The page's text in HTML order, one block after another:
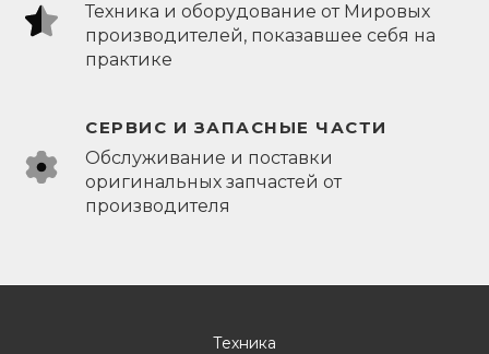
Техника и оборудование от Мировых
производителей, показавшее себя на
практике
СЕРВИС И ЗАПАСНЫЕ ЧАСТИ
Обслуживание и поставки
оригинальных запчастей от
производителя
Техника